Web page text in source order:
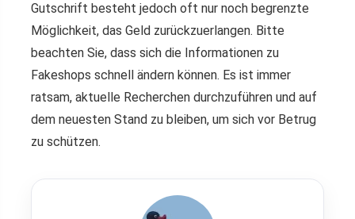
Gutschrift besteht jedoch oft nur noch begrenzte
Möglichkeit, das Geld zurückzuerlangen. Bitte
beachten Sie, dass sich die Informationen zu
Fakeshops schnell ändern können. Es ist immer
ratsam, aktuelle Recherchen durchzuführen und auf
dem neuesten Stand zu bleiben, um sich vor Betrug
zu schützen.